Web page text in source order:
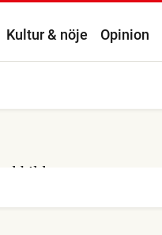
Kultur & nöje Opinion